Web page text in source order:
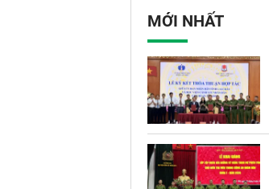
Bản tại Việt Nam
MỚI NHẤT